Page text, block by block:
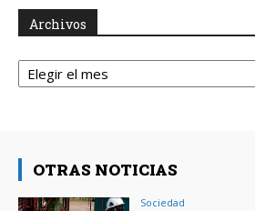
Archivos
Archivos
OTRAS NOTICIAS
Sociedad